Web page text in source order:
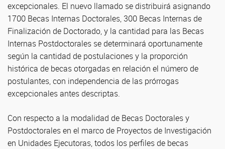
excepcionales. El nuevo llamado se distribuirá asignando
1700 Becas Internas Doctorales, 300 Becas Internas de
Finalización de Doctorado, y la cantidad para las Becas
Internas Postdoctorales se determinará oportunamente
según la cantidad de postulaciones y la proporción
histórica de becas otorgadas en relación el número de
postulantes, con independencia de las prórrogas
excepcionales antes descriptas.
Con respecto a la modalidad de Becas Doctorales y
Postdoctorales en el marco de Proyectos de Investigación
en Unidades Ejecutoras, todos los perfiles de becas